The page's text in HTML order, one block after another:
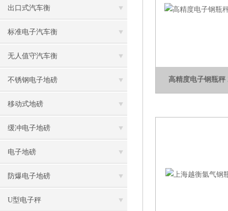
出口式汽车衡
标准电子汽车衡
无人值守汽车衡
不锈钢电子地磅
移动式地磅
缓冲电子地磅
电子地磅
防爆电子地磅
U型电子秤
高精度电子钢瓶